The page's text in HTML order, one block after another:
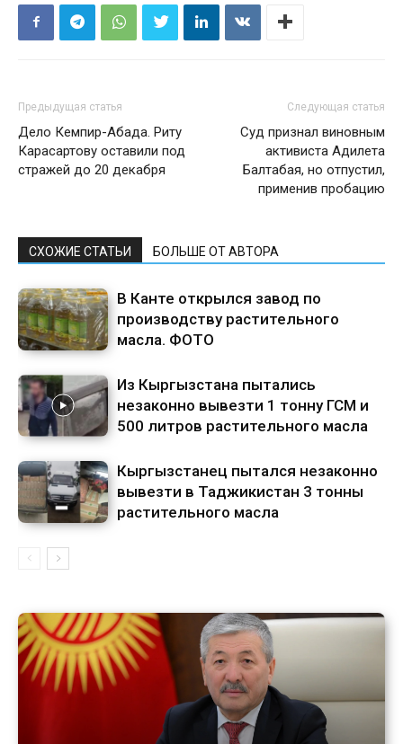
Предыдущая статья
Дело Кемпир-Абада. Риту
Карасартову оставили под
стражей до 20 декабря
Следующая статья
Суд признал виновным
активиста Адилета
Балтабая, но отпустил,
применив пробацию
СХОЖИЕ СТАТЬИ БОЛЬШЕ ОТ АВТОРА
В Канте открылся завод по
производству растительного
масла. ФОТО
Из Кыргызстана пытались
незаконно вывезти 1 тонну ГСМ и
500 литров растительного масла
Кыргызстанец пытался незаконно
вывезти в Таджикистан 3 тонны
растительного масла